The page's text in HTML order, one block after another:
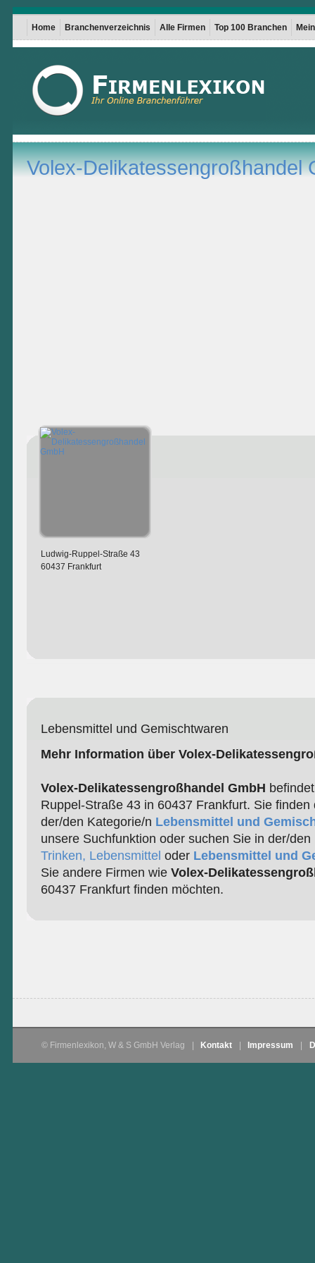
Home Branchenverzeichnis Alle Firmen Top 100 Branchen
Volex-Delikatessengroßhandel
Ludwig-Ruppel-Straße 43
60437 Frankfurt
Lebensmittel und Gemischtwaren
Mehr Information über Volex-
Volex-Delikatessengroßhandel GmbH
Ruppel-Straße 43 in 60437 Frankfurt. Sie finden
der/den Kategorie/n Lebensmittel und
unsere Suchfunktion oder suchen Sie in der/
Trinken, Lebensmittel oder Lebensmittel und
Sie andere Firmen wie Volex-
60437 Frankfurt finden möchten.
© Firmenlexikon, W & S GmbH Verlag Kontakt Impressum